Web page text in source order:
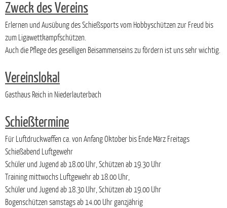
Zweck des Vereins
Erlernen und Ausübung des Schießsports vom Hobbyschützen zur Freud bis
zum Ligawettkampfschützen.
Auch die Pflege des geselligen Beisammenseins zu fördern ist uns sehr wichtig.
Vereinslokal
Gasthaus Reich in Niederlauterbach
Schießtermine
Für Luftdruckwaffen ca. von Anfang Oktober bis Ende März Freitags
Schießabend Luftgewehr
Schüler und Jugend ab 18.00 Uhr, Schützen ab 19.30 Uhr
Training mittwochs Luftgewehr ab 18.00 Uhr,
Schüler und Jugend ab 18.30 Uhr, Schützen ab 19.00 Uhr
Bogenschützen samstags ab 14.00 Uhr ganzjährig